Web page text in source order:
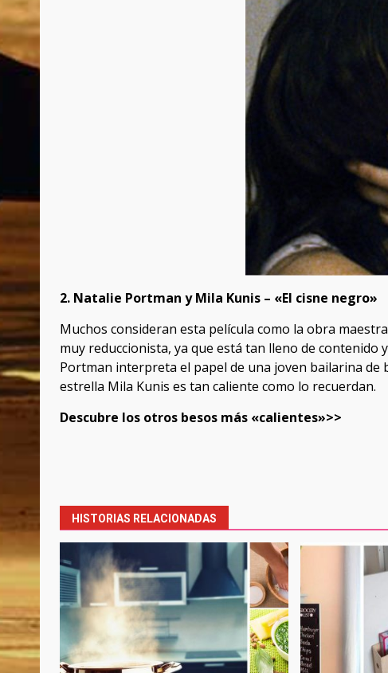
2. Natalie Portman y Mila Kunis – «El cisne negro»
Muchos consideran esta película como la obra
muy reduccionista, ya que está tan lleno de
Portman interpreta el papel de una joven bailarina de
estrella Mila Kunis es tan caliente como lo recuerdan.
Descubre los otros besos más «calientes»>>
HISTORIAS RELACIONADAS